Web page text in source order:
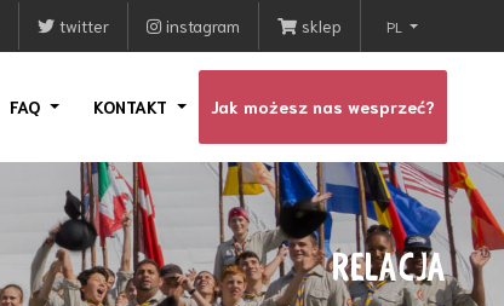
twitter instagram sklep PL
FAQ KONTAKT Jak możesz nas wesprzeć?
RELACJA